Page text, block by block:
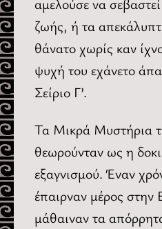
ζωής, ή τα
θάνατο χωρίς καν
ψυχή του εχάνετο
Σείριο Γ’.
Τα Μικρά Μυστήρια
θεωρούνταν ως η
εξαγνισμού. Έναν
έπαιρναν μέρος στην
μάθαιναν τα